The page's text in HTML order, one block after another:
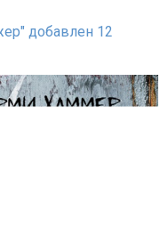
добавлен 12